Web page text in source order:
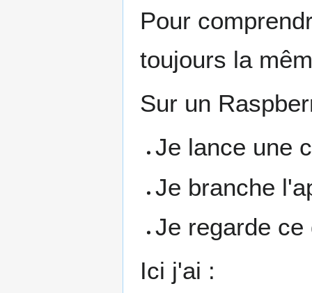
Pour
toujours la
Sur un
Je lance une
Je branche
Je regarde ce
Ici j'ai :